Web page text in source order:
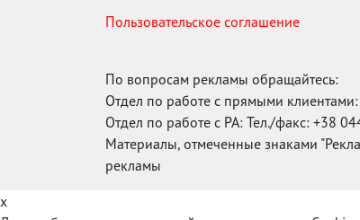
Пользовательское соглашение
По вопросам рекламы обращайтесь:
Отдел по работе с прямыми клиентами:
Отдел по работе с РА: Тел./факс: +38
Материалы, отмеченные знаками
рекламы
x